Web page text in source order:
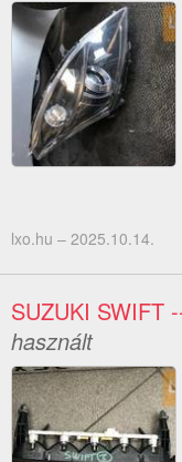
lxo.hu – 2025.10.14.
SUZUKI SWIFT
használt